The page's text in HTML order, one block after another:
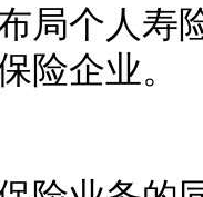
局个人寿
险企业。